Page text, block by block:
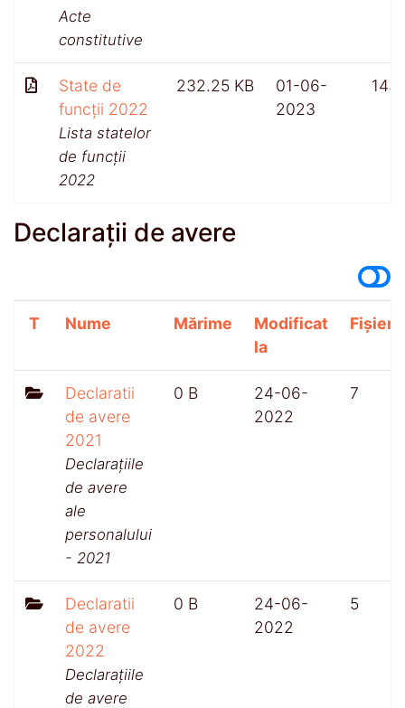
Acte
constitutive
State de
funcții 2022
Lista statelor
de funcții
2022
232.25 KB
01-06-
2023
Declarații de avere
T Nume Mărime
Modificat
la
Fișiere
Declaratii
de avere
2021
Declarațiile
de avere
ale
personalului
- 2021
0 B
24-06-
2022
7
Declaratii
de avere
2022
Declarațiile
de avere
0 B
24-06-
2022
5